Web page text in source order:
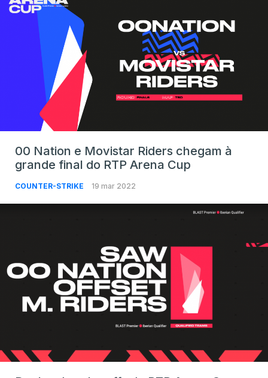
00 Nation e Movistar Riders chegam à
grande final do RTP Arena Cup
COUNTER-STRIKE 19 mar 2022